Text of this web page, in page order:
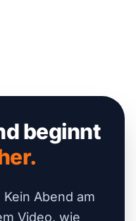
beginnt
Abend am
Video, wie